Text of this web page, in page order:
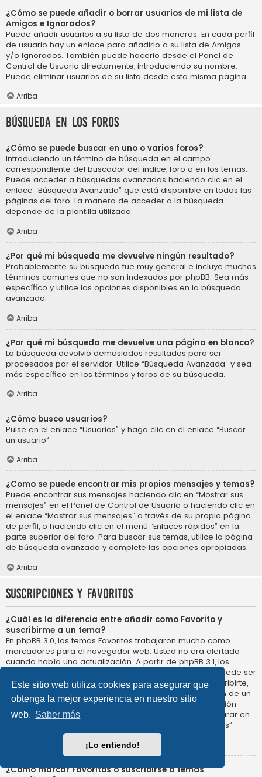
Este sitio web utiliza cookies para asegurar que
obtenga la mejor experiencia en nuestro sitio
web. Saber más
¡Lo entiendo!
¿Cómo se puede añadir o borrar usuarios de mi lista de
Amigos e Ignorados?
Puede añadir usuarios a su lista de dos maneras. En cada perfil
de usuario hay un enlace para añadirlo a su lista de Amigos
y/o Ignorados. También puede hacerlo desde el Panel de
Control de Usuario directamente, introduciendo su nombre.
Puede eliminar usuarios de su lista desde esta misma página.
Arriba
Búsqueda en los foros
¿Cómo se puede buscar en uno o varios foros?
Introduciendo un término de búsqueda en el campo
correspondiente del buscador del índice, foro o en los temas.
Puede acceder a búsquedas avanzadas haciendo clic en el
enlace “Búsqueda Avanzada” que está disponible en todas las
páginas del foro. La manera de acceder a la búsqueda
depende de la plantilla utilizada.
Arriba
¿Por qué mi búsqueda me devuelve ningún resultado?
Probablemente su búsqueda fue muy general e incluye muchos
términos comunes que no son indexados por phpBB. Sea más
específico y utilice las opciones disponibles en la búsqueda
avanzada.
Arriba
¿Por qué mi búsqueda me devuelve una página en blanco?
La búsqueda devolvió demasiados resultados para ser
procesados por el servidor. Utilice “Búsqueda Avanzada” y sea
más específico en los términos y foros de su búsqueda.
Arriba
¿Cómo busco usuarios?
Pulse en el enlace “Usuarios” y haga clic en el enlace “Buscar
un usuario”.
Arriba
¿Como se puede encontrar mis propios mensajes y temas?
Puede encontrar sus mensajes haciendo clic en “Mostrar sus
mensajes” en el Panel de Control de Usuario o haciendo clic en
el enlace “Mostrar sus mensajes” a través de su propio página
de perfil, o haciendo clic en el menú “Enlaces rápidos” en la
parte superior del foro. Para buscar sus temas, utilice la página
de búsqueda avanzada y complete las opciones apropiadas.
Arriba
Suscripciones y Favoritos
¿Cuál es la diferencia entre añadir como Favorito y
suscribirme a un tema?
En phpBB 3.0, los temas Favoritos trabajaron mucho como
marcadores para el navegador web. Usted no era alertado
cuando había una actualización. A partir de phpBB 3.1, los
Favoritos son más como suscribirse a un tema. Usted puede ser
notificado cuando un tema Favorito se actualiza. Al suscribirte,
sin embargo, se le avisará de que hay una actualización de un
tema, o foro en el propio foro. Las opciones de notificación
para los Favoritos y las suscripciones se pueden configurar en
el Panel de Control de Usuario, en “Preferencias de Foros”.
¿Cómo marcar Favoritos o suscribirse a temas